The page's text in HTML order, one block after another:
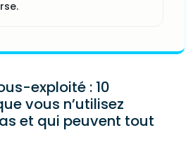
exploité : 10
vous n’utilisez
et qui peuvent tout